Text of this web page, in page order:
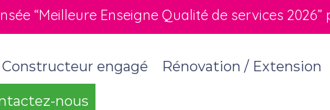
“Meilleure Enseigne Qualité de services
Constructeur engagé Rénovation / Extension
nous